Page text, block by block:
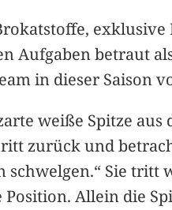
Aufgaben betraut
in dieser Saison
weiße Spitze
zurück und
Sie
Allein die